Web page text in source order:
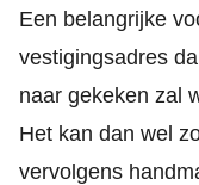
Een belangrijke
vestigingsadres
naar gekeken zal
Het kan dan wel
vervolgens